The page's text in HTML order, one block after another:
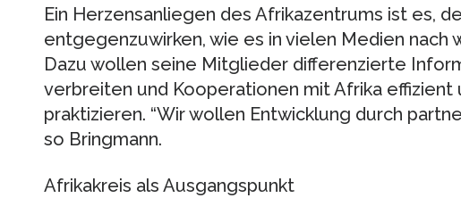
Ein Herzensanliegen des Afrikazentrums ist es,
entgegenzuwirken, wie es in vielen Medien nach
Dazu wollen seine Mitglieder differenzierte
verbreiten und Kooperationen mit Afrika effizient
praktizieren. “Wir wollen Entwicklung durch
so Bringmann.
Afrikakreis als Ausgangspunkt